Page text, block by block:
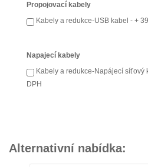
Propojovací kabely
Kabely a redukce-USB kabel - +
Napajecí kabely
Kabely a redukce-Napájecí síťový
DPH
Alternativní nabídka: